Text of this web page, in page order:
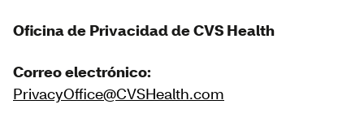
Oficina de Privacidad de CVS Health
Correo electrónico:
PrivacyOffice@CVSHealth.com